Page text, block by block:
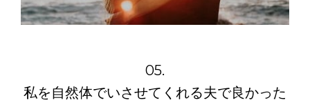
05.
私を自然体でいさせてくれる夫で良かった